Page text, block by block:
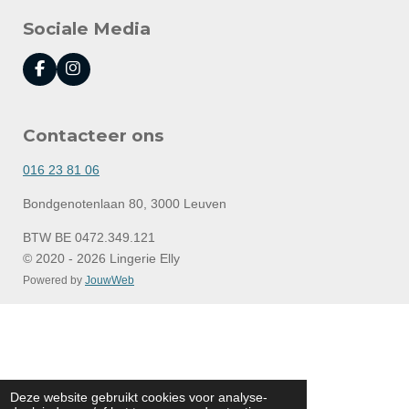
Deze website gebruikt cookies voor analyse-
Sociale Media
F
a
b
o
k
I
n
a
r
a
Contacteer ons
016 23 81 06
Bondgenotenlaan 80, 3000 Leuven
BTW BE 0472.349.121
© 2020 - 2026 Lingerie Elly
Powered by JouwWeb